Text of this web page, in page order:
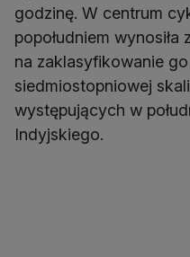
godzinę. W centrum
popołudniem wynosiła
na zaklasyfikowanie
siedmiostopniowej
występujących w
Indyjskiego.